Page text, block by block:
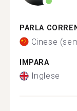
PARLA
Cinese
IMPARA
Inglese